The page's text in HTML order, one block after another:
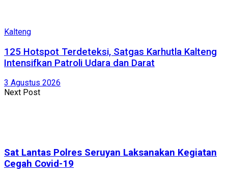
Kalteng
125 Hotspot Terdeteksi, Satgas Karhutla Kalteng
Intensifkan Patroli Udara dan Darat
3 Agustus 2026
Next Post
Sat Lantas Polres Seruyan Laksanakan Kegiatan
Cegah Covid-19